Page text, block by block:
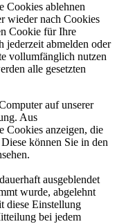
Cookies ablehnen
wieder nach Cookies
Cookie für Ihre
jederzeit abmelden oder
vollumfänglich nutzen
alle gesetzten
auf unserer
Aus
Cookies anzeigen, die
können Sie in den
ausgeblendet
wurde, abgelehnt
diese Einstellung
bei jedem